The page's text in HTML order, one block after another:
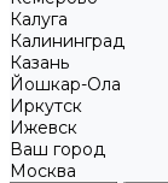
Калуга
Калининград
Казань
Йошкар-Ола
Иркутск
Ижевск
Ваш город
Москва